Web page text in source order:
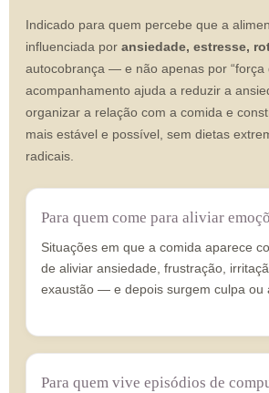
Indicado para quem percebe que a
influenciada por ansiedade, estresse,
autocobrança — e não apenas por “força
acompanhamento ajuda a reduzir a
organizar a relação com a comida e
mais estável e possível, sem dietas
radicais.
Para quem come para aliviar
Situações em que a comida aparece
de aliviar ansiedade, frustração,
exaustão — e depois surgem culpa ou
Para quem vive episódios de